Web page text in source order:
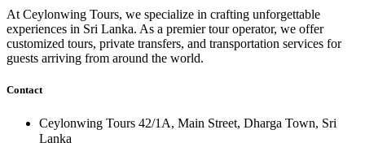
At Ceylonwing Tours, we specialize in crafting unforgettable
experiences in Sri Lanka. As a premier tour operator, we offer
customized tours, private transfers, and transportation services for
guests arriving from around the world.
Contact
Ceylonwing Tours 42/1A, Main Street, Dharga Town, Sri
Lanka